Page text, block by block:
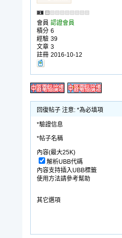
會員 認證會員
積分 6
經驗 39
文章 3
註冊 2016-10-12
回復帖子 注意: *為必填項
*驗證信息
*帖子名稱
內容(最大25K)
解析UBB代碼
內容支持插入UBB標籤
使用方法請參考幫助
其它選項